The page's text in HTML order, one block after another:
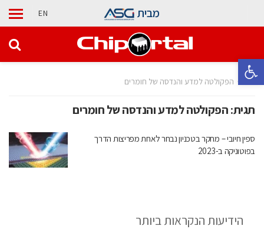
פתח סרגל נגישות
מבית EN
בית הפקולטה למדע והנדסה של חומרים
תגית:הפקולטה למדע והנדסה של חומרים
ספין חיובי – מחקר בטכניון נבחר לאחת מפריצות הדרך
בפוטוניקה ב-2023
הידיעות הנקראות ביותר